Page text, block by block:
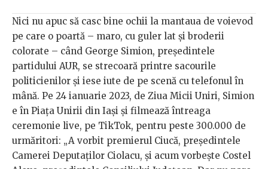
Nici nu apuc să casc bine ochii la mantaua de voievod
pe care o poartă – maro, cu guler lat și broderii
colorate – când George Simion, președintele
partidului AUR, se strecoară printre sacourile
politicienilor și iese iute de pe scenă cu telefonul în
mână. Pe 24 ianuarie 2023, de Ziua Micii Uniri, Simion
e în Piața Unirii din Iași și filmează întreaga
ceremonie live, pe TikTok, pentru peste 300.000 de
urmăritori: „A vorbit premierul Ciucă, președintele
Camerei Deputaților Ciolacu, și acum vorbește Costel